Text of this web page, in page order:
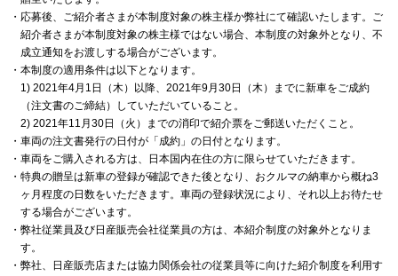
・応募後、ご紹介者さまが本制度対象の株主様か弊社にて確認いたします。ご
紹介者さまが本制度対象の株主様ではない場合、本制度の対象外となり、不
成立通知をお渡しする場合がございます。
・本制度の適用条件は以下となります。
1) 2021年4月1日（木）以降、2021年9月30日（木）までに新車をご成約
（注文書のご締結）していただいていること。
2) 2021年11月30日（火）までの消印で紹介票をご郵送いただくこと。
・車両の注文書発行の日付が「成約」の日付となります。
・車両をご購入される方は、日本国内在住の方に限らせていただきます。
・特典の贈呈は新車の登録が確認できた後となり、おクルマの納車から概ね3
ヶ月程度の日数をいただきます。車両の登録状況により、それ以上お待たせ
する場合がございます。
・弊社従業員及び日産販売会社従業員の方は、本紹介制度の対象外となりま
す。
・弊社、日産販売店または協力関係会社の従業員等に向けた紹介制度を利用す